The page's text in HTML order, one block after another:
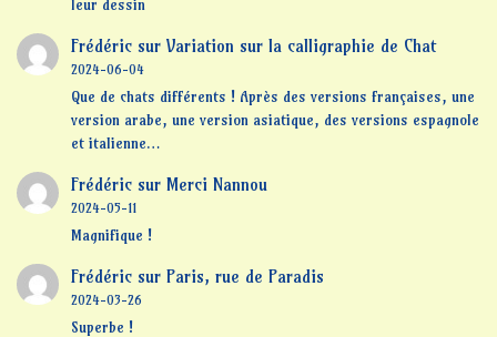
leur dessin
Frédéricsur Variation sur la calligraphie de Chat
2024-06-04
Que de chats différents ! Après des versions françaises, une
version arabe, une version asiatique, des versions espagnole
et italienne…
Frédéricsur Merci Nannou
2024-05-11
Magnifique !
Frédéricsur Paris, rue de Paradis
2024-03-26
Superbe !